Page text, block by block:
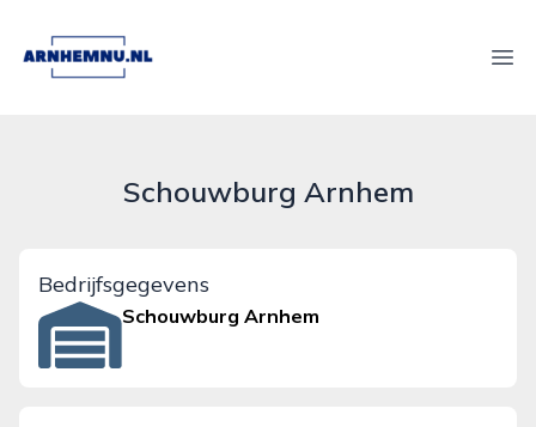
arnhemnu.nl
Schouwburg Arnhem
Bedrijfsgegevens
Schouwburg Arnhem